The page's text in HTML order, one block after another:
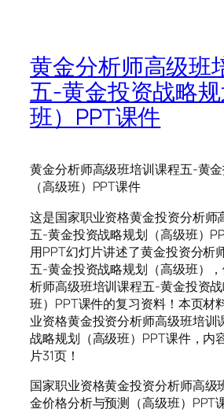
黄金分析师高级班
五-黄金投资战略
班）PPT课件
黄金分析师高级班培训课程五-黄
（高级班）PPT课件
这是国家职业资格黄金投资分析师
五-黄金投资战略规划（高级班）
用PPT幻灯片讲述了黄金投资分析
五-黄金投资战略规划（高级班）
析师高级班培训课程五-黄金投资
班）PPT课件的复习资料！本页材
业资格黄金投资分析师高级班培训
战略规划（高级班）PPT课件，内
片31页！
国家职业资格黄金投资分析师高级
金价格分析与预测（高级班）PPT